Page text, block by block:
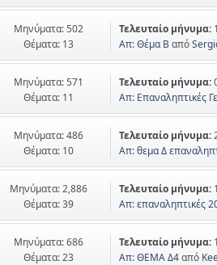
Μηνύματα: 502
Θέματα: 13
Τελευταίο μήνυμα:
Απ: Θέμα Β από
Μηνύματα: 571
Θέματα: 11
Τελευταίο μήνυμα:
Απ: Επαναληπτικές
Μηνύματα: 486
Θέματα: 10
Τελευταίο μήνυμα:
Απ: θεμα Δ
Μηνύματα: 2,886
Θέματα: 39
Τελευταίο μήνυμα:
Απ: επαναληπτικές
Μηνύματα: 686
Θέματα: 23
Τελευταίο μήνυμα:
Απ: ΘΕΜΑ Δ4από